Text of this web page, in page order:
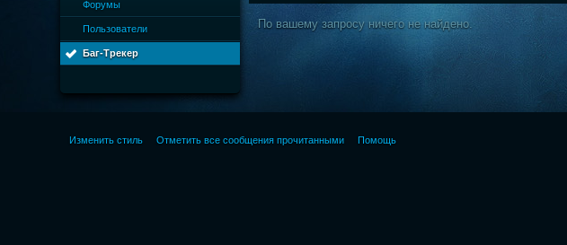
Форумы
Пользователи
Баг-Трекер
По вашему запросу ничего не найдено.
Изменить стиль Отметить все сообщения прочитанными Помощь